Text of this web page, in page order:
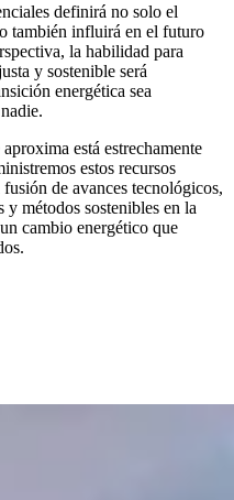
definirá no solo el
también influirá en el futuro
la habilidad para
y sostenible será
energética sea
está estrechamente
estos recursos
de avances tecnológicos,
y métodos sostenibles en la
cambio energético que